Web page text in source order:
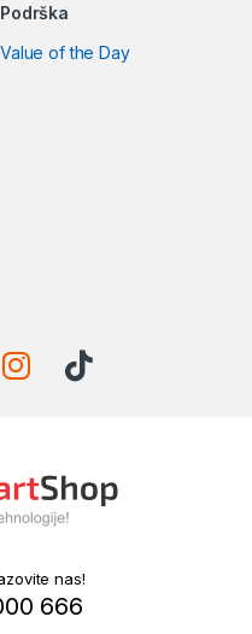
Podrška
Value of the Day
nas!
666